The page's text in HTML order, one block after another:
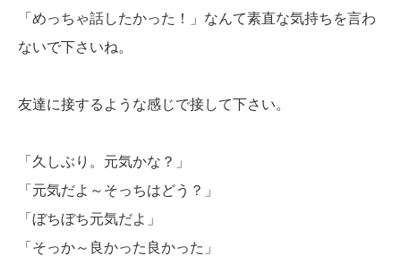
「めっちゃ話したかった！」なんて素直な気持ちを言わ
ないで下さいね。
友達に接するような感じで接して下さい。
「久しぶり。元気かな？」
「元気だよ～そっちはどう？」
「ぼちぼち元気だよ」
「そっか～良かった良かった」